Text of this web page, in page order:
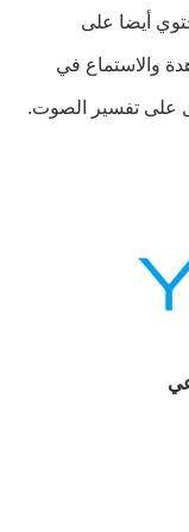
أيضا على
والاستماع في
على تفسير الصوت.